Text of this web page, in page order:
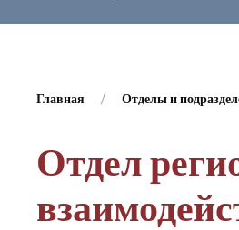
Главная Отделы и
Отдел